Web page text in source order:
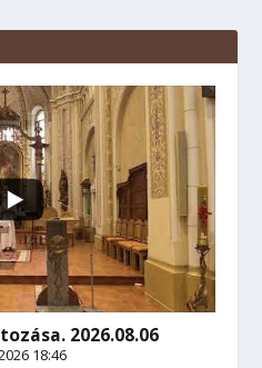
2026.08.06
18:46